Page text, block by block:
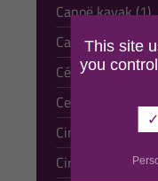
Canoë kayak (1)
Carte postale (3)
Céramique (8)
Cerf volant (1)
Cinéma (6)
Cirque (13)
This site
you